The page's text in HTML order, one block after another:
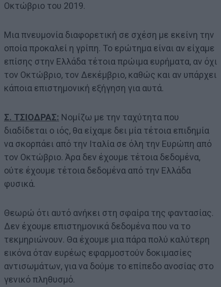
Οκτώβριο του 2019.
Μια πνευμονία διαφορετική σε σχέση με εκείνη την
οποία προκαλεί η γρίπη. Το ερώτημα είναι αν είχαμε
επίσης στην Ελλάδα τέτοια πρώιμα ευρήματα, αν όχι
τον Οκτώβριο, τον Δεκέμβριο, καθώς και αν υπάρχει
κάποια επιστημονική εξήγηση για αυτά.
Σ. ΤΣΙΟΔΡΑΣ: Νομίζω με την ταχύτητα που
διαδίδεται ο ιός, θα είχαμε δει μία τέτοια επιδημία
να σκορπάει από την Ιταλία σε όλη την Ευρώπη από
τον Οκτώβριο. Άρα δεν έχουμε τέτοια δεδομένα,
ούτε έχουμε τέτοια δεδομένα από την Ελλάδα
φυσικά.
Θεωρώ ότι αυτό ανήκει στη σφαίρα της φαντασίας.
Δεν έχουμε επιστημονικά δεδομένα που να το
τεκμηριώνουν. Θα έχουμε μια πάρα πολύ καλύτερη
εικόνα όταν ευρέως εφαρμοστούν δοκιμασίες
αντισωμάτων, για να δούμε το επίπεδο ανοσίας στο
γενικό πληθυσμό.